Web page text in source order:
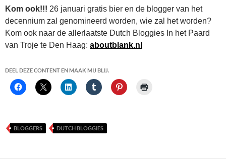
Kom ook!!! 26 januari gratis bier en de blogger van het
decennium zal genomineerd worden, wie zal het worden?
Kom ook naar de allerlaatste Dutch Bloggies In het Paard
van Troje te Den Haag: aboutblank.nl
DEEL DEZE CONTENT EN MAAK MIJ BLIJ.
BLOGGERS DUTCH BLOGGIES